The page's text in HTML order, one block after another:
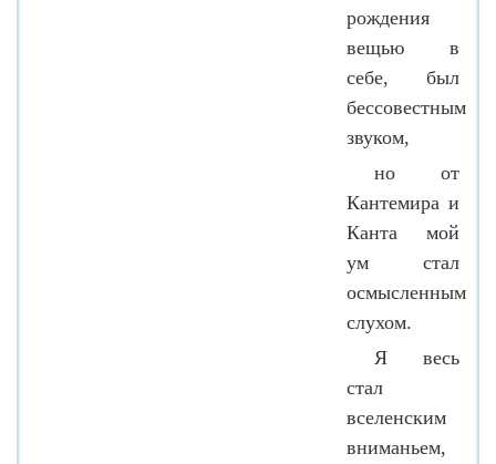
рождения
вещью в
себе, был
бессовестным
звуком,
но от
Кантемира и
Канта мой
ум стал
осмысленным
слухом.
Я весь
стал
вселенским
вниманьем,